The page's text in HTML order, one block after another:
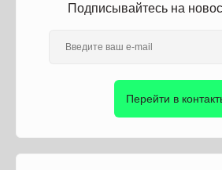
Подписывайтесь на
Перейти в